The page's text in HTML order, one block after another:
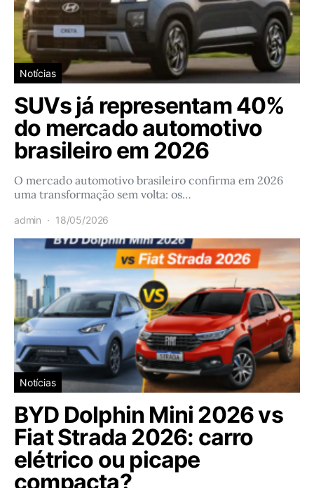
Notícias
SUVs já representam 40%
do mercado automotivo
brasileiro em 2026
O mercado automotivo brasileiro confirma em 2026
uma transformação sem volta: os…
admin 18/05/2026
Notícias
BYD Dolphin Mini 2026 vs
Fiat Strada 2026: carro
elétrico ou picape
compacta?